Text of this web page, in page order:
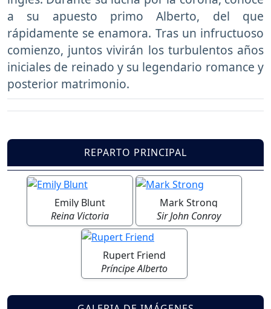
a su apuesto primo Alberto, del que
rápidamente se enamora. Tras un infructuoso
comienzo, juntos vivirán los turbulentos años
iniciales de reinado y su legendario romance y
posterior matrimonio.
REPARTO PRINCIPAL
Emily Blunt
Reina Victoria
Mark Strong
Sir John Conroy
Rupert Friend
Príncipe Alberto